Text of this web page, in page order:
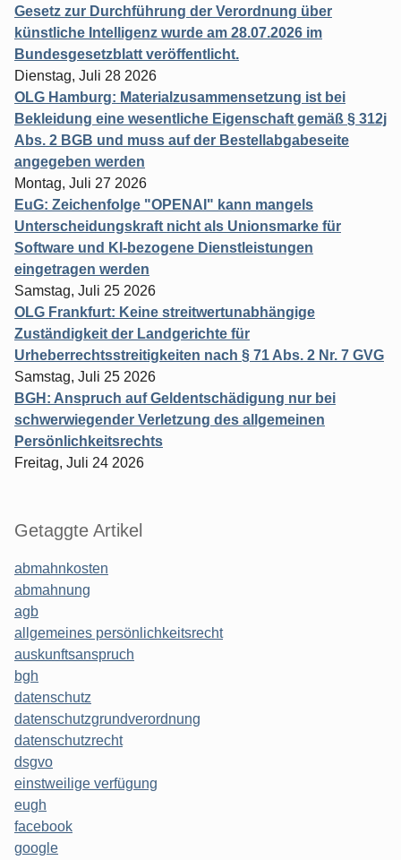
Gesetz zur Durchführung der Verordnung über
künstliche Intelligenz wurde am 28.07.2026 im
Bundesgesetzblatt veröffentlicht.
Dienstag, Juli 28 2026
OLG Hamburg: Materialzusammensetzung ist bei
Bekleidung eine wesentliche Eigenschaft gemäß § 312j
Abs. 2 BGB und muss auf der Bestellabgabeseite
angegeben werden
Montag, Juli 27 2026
EuG: Zeichenfolge "OPENAI" kann mangels
Unterscheidungskraft nicht als Unionsmarke für
Software und KI-bezogene Dienstleistungen
eingetragen werden
Samstag, Juli 25 2026
OLG Frankfurt: Keine streitwertunabhängige
Zuständigkeit der Landgerichte für
Urheberrechtsstreitigkeiten nach § 71 Abs. 2 Nr. 7 GVG
Samstag, Juli 25 2026
BGH: Anspruch auf Geldentschädigung nur bei
schwerwiegender Verletzung des allgemeinen
Persönlichkeitsrechts
Freitag, Juli 24 2026
Getaggte Artikel
abmahnkosten
abmahnung
agb
allgemeines persönlichkeitsrecht
auskunftsanspruch
bgh
datenschutz
datenschutzgrundverordnung
datenschutzrecht
dsgvo
einstweilige verfügung
eugh
facebook
google